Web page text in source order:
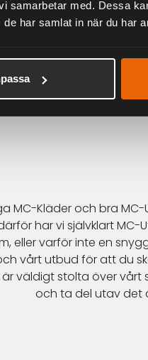
samarbetar med. Dessa
har samlat in när du har
MC-Kläderoch bra MC-
har vi självklartMC-
, eller varför inte en
vårt utbud för att du
är väldigt stolta över vårt
och ta del utav det